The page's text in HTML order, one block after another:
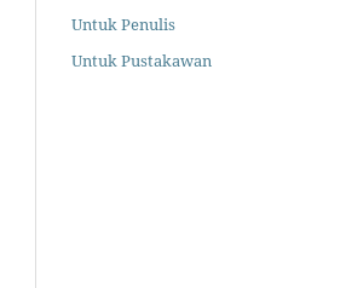
Untuk Penulis
Untuk Pustakawan